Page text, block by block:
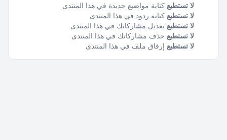
لا تستطيع كتابة مواضيع جديدة في هذا المنتدى
لا تستطيع كتابة ردود في هذا المنتدى
لا تستطيع تعديل مشاركاتك في هذا المنتدى
لا تستطيع حذف مشاركاتك في هذا المنتدى
لا تستطيع إرفاق ملف في هذا المنتدى